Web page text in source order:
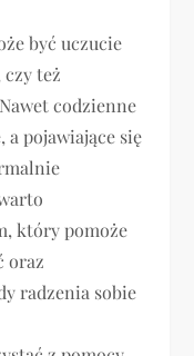
być uczucie
czy też
codzienne
a pojawiające się
który pomoże
oraz
radzenia sobie